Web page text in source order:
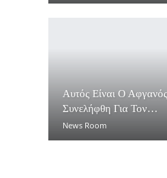
Αυτός Είναι Ο
Συνελήφθη Για Τον…
News Room